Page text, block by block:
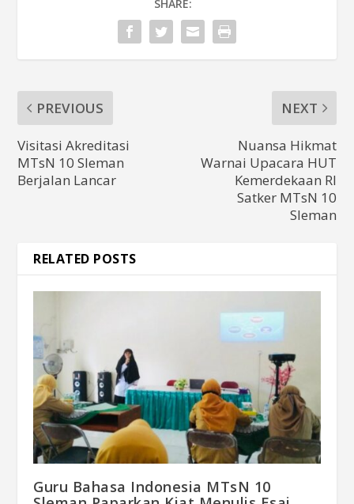
SHARE:
PREVIOUS
Visitasi Akreditasi
MTsN 10 Sleman
Berjalan Lancar
NEXT
Nuansa Hikmat
Warnai Upacara HUT
Kemerdekaan RI
Satker MTsN 10
Sleman
RELATED POSTS
Guru Bahasa Indonesia MTsN 10